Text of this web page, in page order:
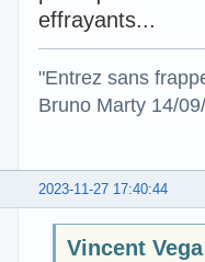
effrayants...
"Entrez sans
Bruno Marty 14/
2023-11-27 17:40:44
Vincent